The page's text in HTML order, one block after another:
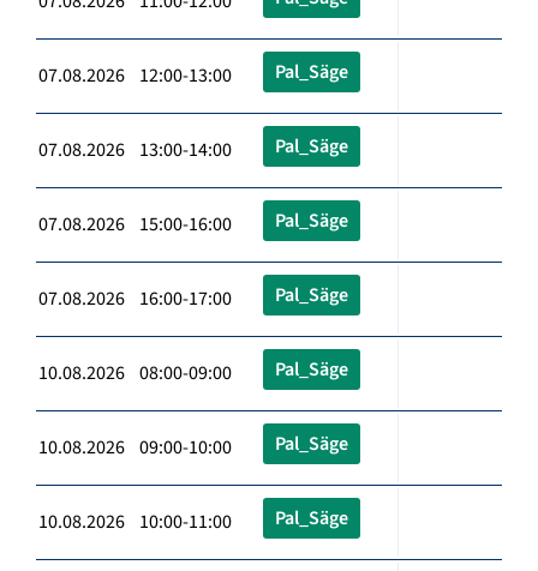
07.08.2026 12:00-13:00 Pal_Säge
07.08.2026 13:00-14:00 Pal_Säge
07.08.2026 15:00-16:00 Pal_Säge
07.08.2026 16:00-17:00 Pal_Säge
10.08.2026 08:00-09:00 Pal_Säge
10.08.2026 09:00-10:00 Pal_Säge
10.08.2026 10:00-11:00 Pal_Säge